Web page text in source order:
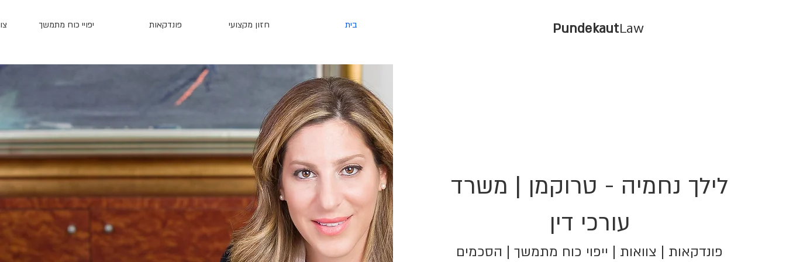
בית חזון מקצועי פונדקאות יפויי כוח מתמשך PundekautLaw
לילך נחמיה - טרוקמן | משרד
עורכי דין
פונדקאות | צוואות | ייפוי כוח מתמשך | הסכמים